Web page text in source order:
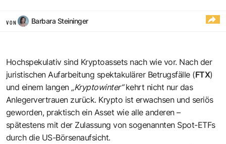
VON Barbara Steininger
Hochspekulativ sind Kryptoassets nach wie vor. Nach der
juristischen Aufarbeitung spektakulärer Betrugsfälle (FTX)
und einem langen „Kryptowinter“kehrt nicht nur das
Anlegervertrauen zurück. Krypto ist erwachsen und seriös
geworden, praktisch ein Asset wie alle anderen –
spätestens mit der Zulassung von sogenannten Spot-ETFs
durch die US-Börsenaufsicht.